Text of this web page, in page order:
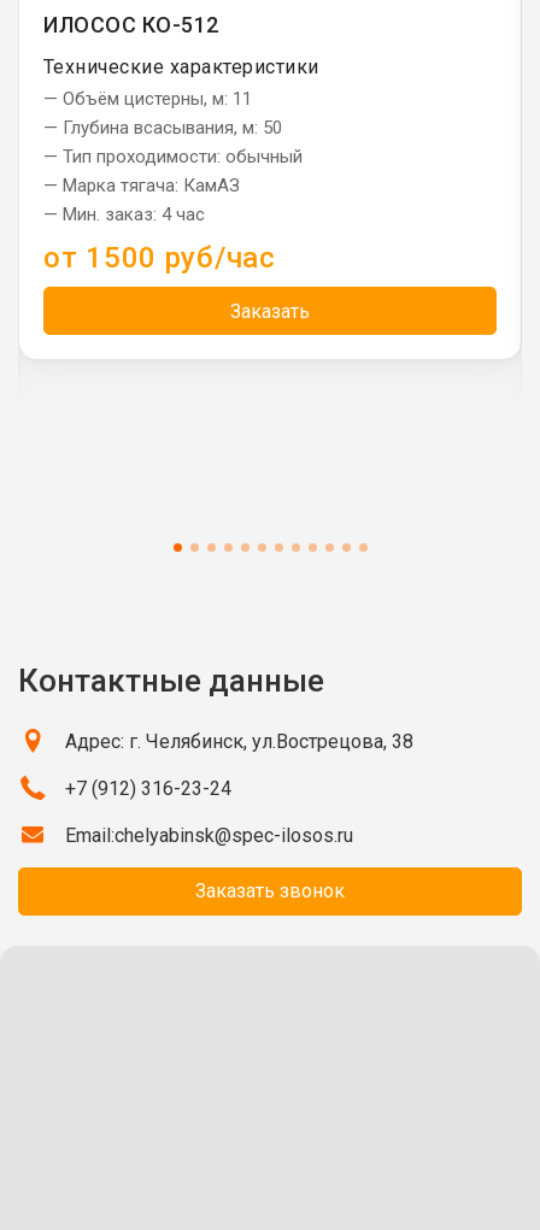
ИЛОСОС КО-512
Технические характеристики
— Объём цистерны, м: 11
— Глубина всасывания, м: 50
— Тип проходимости: обычный
— Марка тягача: КамАЗ
— Мин. заказ: 4 час
от 1500 руб/час
Заказать
Контактные данные
Адрес: г. Челябинск, ул.Вострецова, 38
+7 (912) 316-23-24
Email:chelyabinsk@spec-ilosos.ru
Заказать звонок